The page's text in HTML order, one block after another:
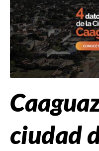
ciudad